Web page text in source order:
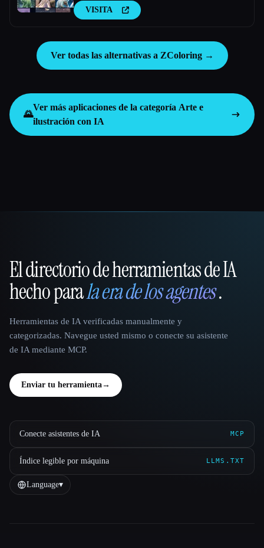
VISITA
Ver todas las alternativas a ZColoring →
🌄
Ver más aplicaciones de la categoría Arte e
ilustración con IA
That AI Collection
El directorio de herramientas de IA
hecho parala era de los agentes.
Herramientas de IA verificadas manualmente y
categorizadas. Navegue usted mismo o conecte su asistente
de IA mediante MCP.
Enviar tu herramienta→
Conecte asistentes de IA MCP
Índice legible por máquina LLMS.TXT
Language▾